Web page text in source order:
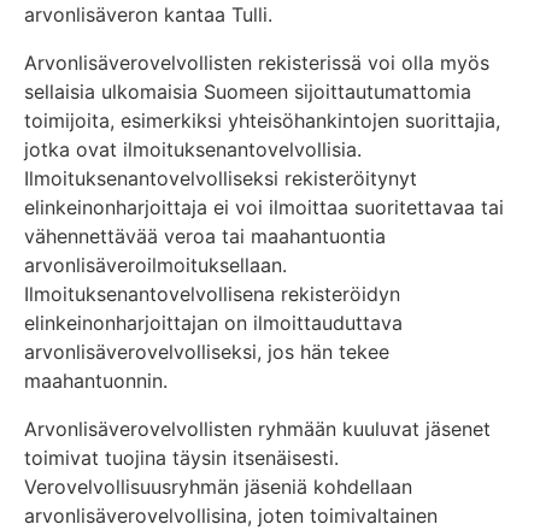
arvonlisäveron kantaa Tulli.
Arvonlisäverovelvollisten rekisterissä voi olla myös
sellaisia ulkomaisia Suomeen sijoittautumattomia
toimijoita, esimerkiksi yhteisöhankintojen suorittajia,
jotka ovat ilmoituksenantovelvollisia.
Ilmoituksenantovelvolliseksi rekisteröitynyt
elinkeinonharjoittaja ei voi ilmoittaa suoritettavaa tai
vähennettävää veroa tai maahantuontia
arvonlisäveroilmoituksellaan.
Ilmoituksenantovelvollisena rekisteröidyn
elinkeinonharjoittajan on ilmoittauduttava
arvonlisäverovelvolliseksi, jos hän tekee
maahantuonnin.
Arvonlisäverovelvollisten ryhmään kuuluvat jäsenet
toimivat tuojina täysin itsenäisesti.
Verovelvollisuusryhmän jäseniä kohdellaan
arvonlisäverovelvollisina, joten toimivaltainen